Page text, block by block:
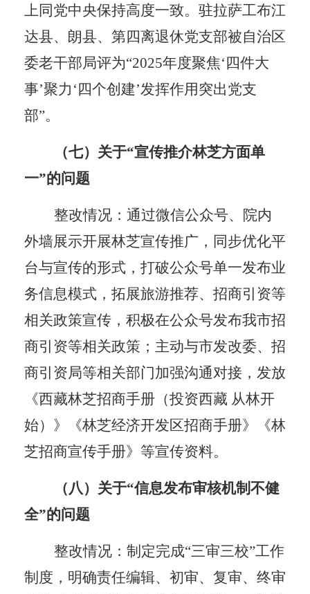
上同党中央保持高度一致。驻拉萨工布江
达县、朗县、第四离退休党支部被自治区
委老干部局评为“2025年度聚焦‘四件大
事’聚力‘四个创建’发挥作用突出党支
部”。
（七）关于“宣传推介林芝方面单
一”的问题
整改情况：通过微信公众号、院内
外墙展示开展林芝宣传推广，同步优化平
台与宣传的形式，打破公众号单一发布业
务信息模式，拓展旅游推荐、招商引资等
相关政策宣传，积极在公众号发布我市招
商引资等相关政策； 主动与市发改委、招
商引资局等相关部门加强沟通对接，发放
《西藏林芝招商手册（投资西藏 从林开
始）》《林芝经济开发区招商手册》《林
芝招商宣传手册》等宣传资料。
（八）关于“信息发布审核机制不健
全”的问题
整改情况：制定完成“三审三校”工作
制度，明确责任编辑、初审、复审、终审